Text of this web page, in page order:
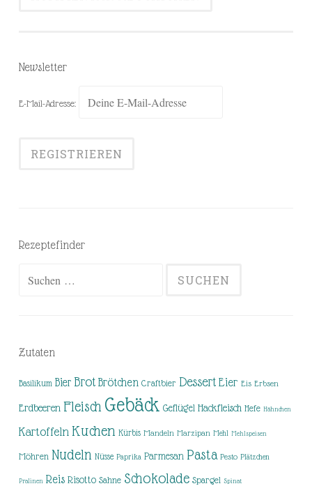
Newsletter
E-Mail-Adresse:
Rezeptefinder
Zutaten
Basilikum Bier Brot Brötchen Craftbier Dessert Eier Eis Erbsen
Erdbeeren Fleisch Gebäck Geflügel Hackfleisch Hefe Hähnchen
Kartoffeln Kuchen Kürbis Mandeln Marzipan Mehl Mehlspeisen
Möhren Nudeln Nüsse Paprika Parmesan Pasta Pesto Plätzchen
Pralinen Reis Risotto Sahne Schokolade Spargel Spinat